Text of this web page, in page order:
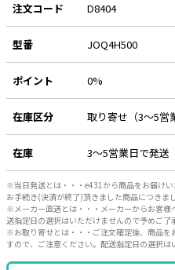
注文コード D8404
型番 JOQ4H500
ポイント 0%
在庫区分 取り寄せ（3～5営
在庫 3～5営業日で発送
※当日発送とは・・・e431から商品をお届け
お手続き(決済が終了)頂きました商品につきま
※メーカー直送とは・・・メーカーからお客様
送指定日の選択はいただけませんので予めご了
※お取り寄せとは・・・ご注文確定後、商品を
すので、ご注意ください。配送指定日の選択は